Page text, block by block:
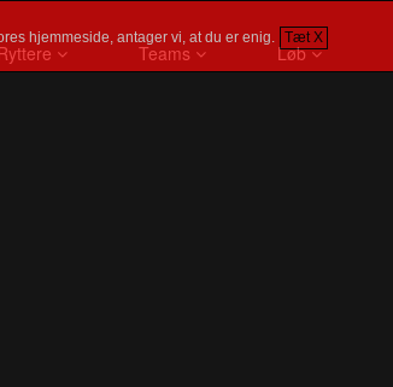
hjemmeside, antager vi, at du er enig. Tæt X
Teams Løb